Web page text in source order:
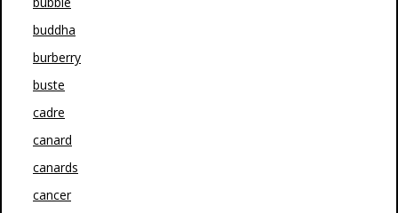
buddha
burberry
buste
cadre
canard
canards
cancer